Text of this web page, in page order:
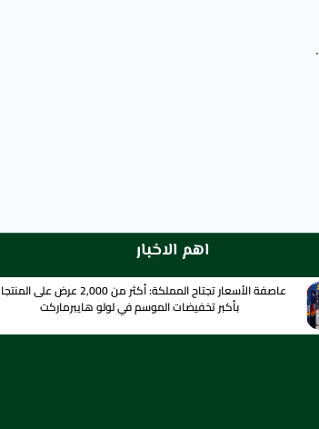
اهم الاخبار
عاصفة الأسعار تجتاح المملكة: أكثر من 2,000 عرض على
بأكبر تخفيضات الموسم في لولو هايبرماركت